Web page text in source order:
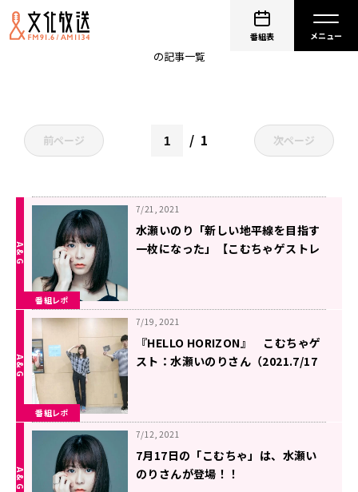
番組表
の記事一覧
前ページ 1 次ページ
番組レポ
7/21, 2021
水瀬いのり「新しい地平線を目指す
一枚になった」【こむちゃゲストレ
番組レポ
7/19, 2021
『HELLO HORIZON』 こむちゃゲ
スト：水瀬いのりさん（2021.7/17
7/12, 2021
7月17日の「こむちゃ」は、水瀬い
のりさんが登場！！